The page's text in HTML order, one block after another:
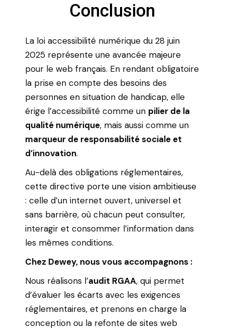
Conclusion
La loi accessibilité numérique du 28 juin
2025 représente une avancée majeure
pour le web français. En rendant obligatoire
la prise en compte des besoins des
personnes en situation de handicap, elle
érige l’accessibilité comme un pilier de la
qualité numérique, mais aussi comme un
marqueur de responsabilité sociale et
d’innovation.
Au-delà des obligations réglementaires,
cette directive porte une vision ambitieuse
: celle d’un internet ouvert, universel et
sans barrière, où chacun peut consulter,
interagir et consommer l’information dans
les mêmes conditions.
Chez Dewey, nous vous accompagnons :
Nous réalisons l’audit RGAA, qui permet
d’évaluer les écarts avec les exigences
réglementaires, et prenons en charge la
conception ou la refonte de sites web